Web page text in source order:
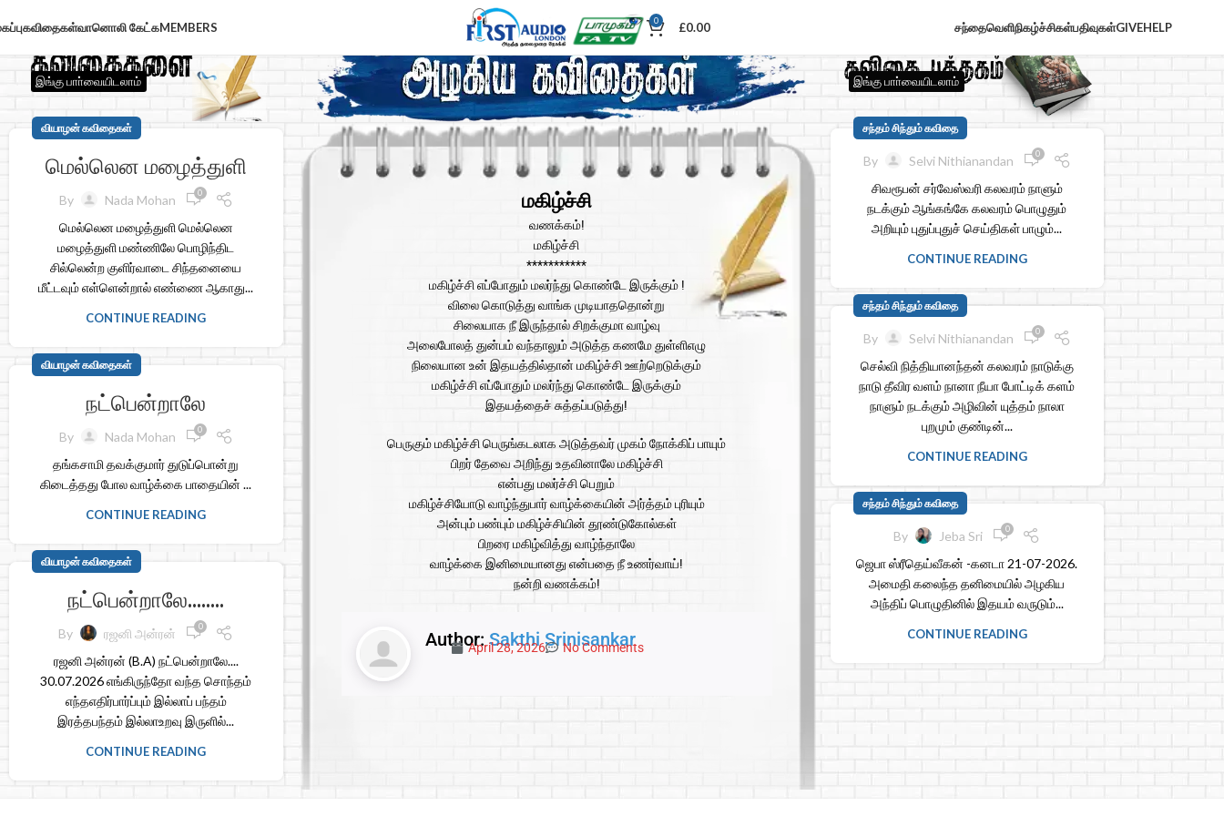
கவிதைகள்வானொலி கேட்கMEMBERS 0 £0.00 சந்தைவெளிநிகழ்ச்சிகள்பதிவுகள்GIVEHELP
இங்கு பாா்வையிடலாம் இங்கு பாா்வையிடலாம்
வியாழன் கவிதைகள்
மெல்லென மழைத்துளி
By Nada Mohan 0
மெல்லென மழைத்துளி மெல்லென
மழைத்துளி மண்ணிலே பொழிந்திட
சில்லென்ற குளிர்வாடை சிந்தனையை
மீட்டவும் எள்ளென்றால் எண்ணை ஆகாது...
CONTINUE READING
வியாழன் கவிதைகள்
நட்பென்றாலே
By Nada Mohan 0
தங்கசாமி தவக்குமார் துடுப்பொன்று
கிடைத்தது போல வாழ்க்கை பாதையின் ...
CONTINUE READING
வியாழன் கவிதைகள்
நட்பென்றாலே……..
By ரஜனி அன்ரன் 0
ரஜனி அன்ரன் (B.A) நட்பென்றாலே....
30.07.2026 எங்கிருந்தோ வந்த சொந்தம்
எந்தஎதிர்பார்ப்பும் இல்லாப் பந்தம்
இரத்தபந்தம் இல்லாஉறவு இருளில்...
CONTINUE READING
மகிழ்ச்சி
வணக்கம்!
மகிழ்ச்சி
***********
மகிழ்ச்சி எப்போதும் மலர்ந்து கொண்டே இருக்கும் !
விலை கொடுத்து வாங்க முடியாததொன்று
சிலையாக நீ இருந்தால் சிறக்குமா வாழ்வு
அலைபோலத் துன்பம் வந்தாலும் அடுத்த கணமே துள்ளிஎழு
நிலையான உன் இதயத்தில்தான் மகிழ்ச்சி ஊற்றெடுக்கும்
மகிழ்ச்சி எப்போதும் மலர்ந்து கொண்டே இருக்கும்
இதயத்தைச் சுத்தப்படுத்து!
பெருகும் மகிழ்ச்சி பெருங்கடலாக அடுத்தவர் முகம் நோக்கிப் பாயும்
பிறர் தேவை அறிந்து உதவினாலே மகிழ்ச்சி
என்பது மலர்ச்சி பெறும்
மகிழ்ச்சியோடு வாழ்ந்துபார் வாழ்க்கையின் அர்த்தம் புரியும்
அன்பும் பண்பும் மகிழ்ச்சியின் தூண்டுகோல்கள்
பிறரை மகிழ்வித்து வாழ்ந்தாலே
வாழ்க்கை இனிமையானது என்பதை நீ உணர்வாய்!
நன்றி வணக்கம்!
Author:Sakthi Srinisankar
April 28, 2026 No Comments
சந்தம் சிந்தும் கவிதை
By Selvi Nithianandan 0
சிவரூபன் சர்வேஸ்வரி கலவரம் நாளும்
நடக்கும் ஆங்கங்கே கலவரம் பொழுதும்
அறியும் புதுப்புதுச் செய்திகள் பாழும்...
CONTINUE READING
சந்தம் சிந்தும் கவிதை
By Selvi Nithianandan 0
செல்வி நித்தியானந்தன் கலவரம் நாடுக்கு
நாடு தீவிர வளம் நானா நீயா போட்டிக் களம்
நாளும் நடக்கும் அழிவின் யுத்தம் நாலா
புறமும் குண்டின்...
CONTINUE READING
சந்தம் சிந்தும் கவிதை
By Jeba Sri 0
ஜெபா ஸ்ரீதெய்வீகன் -கனடா 21-07-2026.
அமைதி கலைந்த தனிமையில் அழகிய
அந்திப் பொழுதினில் இதயம் வருடும்...
CONTINUE READING